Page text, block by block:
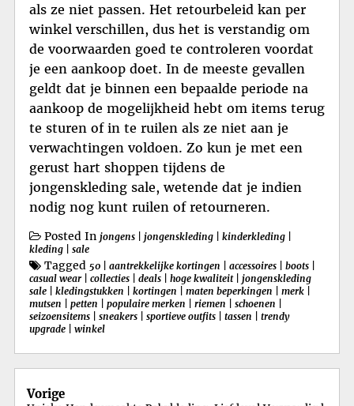
als ze niet passen. Het retourbeleid kan per
winkel verschillen, dus het is verstandig om
de voorwaarden goed te controleren voordat
je een aankoop doet. In de meeste gevallen
geldt dat je binnen een bepaalde periode na
aankoop de mogelijkheid hebt om items terug
te sturen of in te ruilen als ze niet aan je
verwachtingen voldoen. Zo kun je met een
gerust hart shoppen tijdens de
jongenskleding sale, wetende dat je indien
nodig nog kunt ruilen of retourneren.
Posted In jongens jongenskleding kinderkleding
kleding
sale
Tagged 50 aantrekkelijke kortingen accessoires boots
casual wear
collecties deals hoge kwaliteit| jongenskleding
sale
kledingstukken kortingen maten beperkingen merk
mutsen
petten populaire merken riemen schoenen
seizoensitems
sneakers sportieve outfits tassen
trendy
upgrade
winkel
Berichtnavigatie
Vorige